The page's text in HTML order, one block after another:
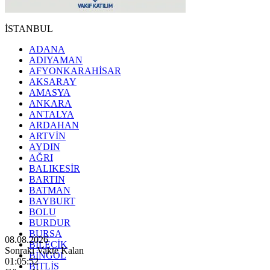
İSTANBUL
ADANA
ADIYAMAN
AFYONKARAHİSAR
AKSARAY
AMASYA
ANKARA
ANTALYA
ARDAHAN
ARTVİN
AYDIN
AĞRI
BALIKESİR
BARTIN
BATMAN
BAYBURT
BOLU
BURDUR
BURSA
BİLECİK
BİNGÖL
BİTLİS
08.08.2026
Sonraki Vakte Kalan
01:05:50